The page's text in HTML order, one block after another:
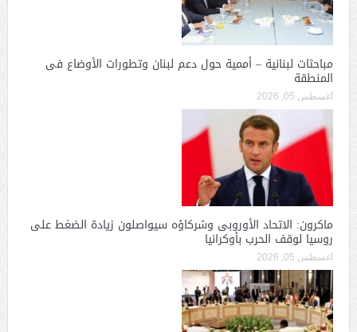
مباحثات لبنانية – أممية حول دعم لبنان وتطورات الأوضاع فى
المنطقة
أغسطس 05, 2026
ماكرون: الاتحاد الأوروبى وشركاؤه سيواصلون زيادة الضغط على
روسيا لوقف الحرب بأوكرانيا
أغسطس 05, 2026